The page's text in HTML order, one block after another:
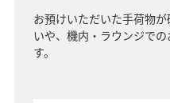
お預けいただいた手荷物
いや、機内・ラウンジで
す。